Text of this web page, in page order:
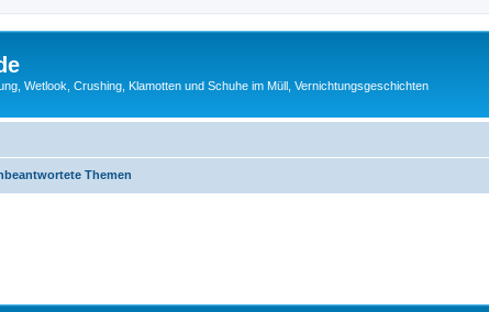
Wetlook, Crushing, Klamotten und Schuhe im Müll, Vernichtungsgeschichten
Themen